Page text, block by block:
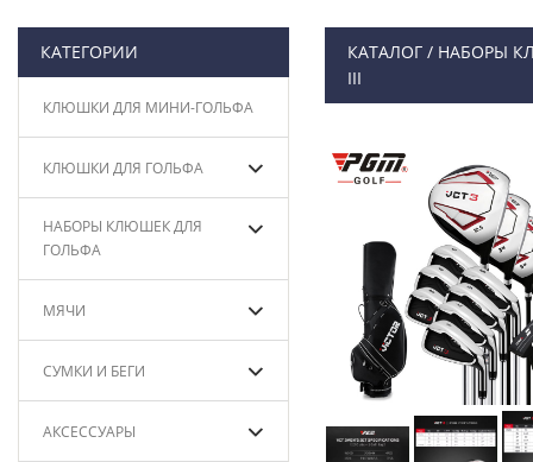
КАТЕГОРИИ
КЛЮШКИ ДЛЯ МИНИ-ГОЛЬФА
КЛЮШКИ ДЛЯ ГОЛЬФА
НАБОРЫ КЛЮШЕК ДЛЯ
ГОЛЬФА
МЯЧИ
СУМКИ И БЕГИ
АКСЕССУАРЫ
КАТАЛОГ/ НАБОРЫ
III